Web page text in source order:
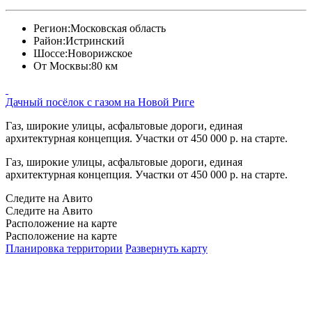
Регион:Московская область
Район:Истринский
Шоссе:Новорижское
От Москвы:80 км
Дачный посёлок с газом на Новой Риге
Газ, широкие улицы, асфальтовые дороги, единая
архитектурная концепция. Участки от 450 000 р. на старте.
Газ, широкие улицы, асфальтовые дороги, единая
архитектурная концепция. Участки от 450 000 р. на старте.
Следите на Авито
Следите на Авито
Расположение на карте
Расположение на карте
Планировка территории Развернуть карту